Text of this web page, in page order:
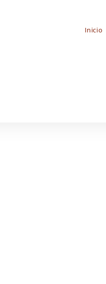
Inicio